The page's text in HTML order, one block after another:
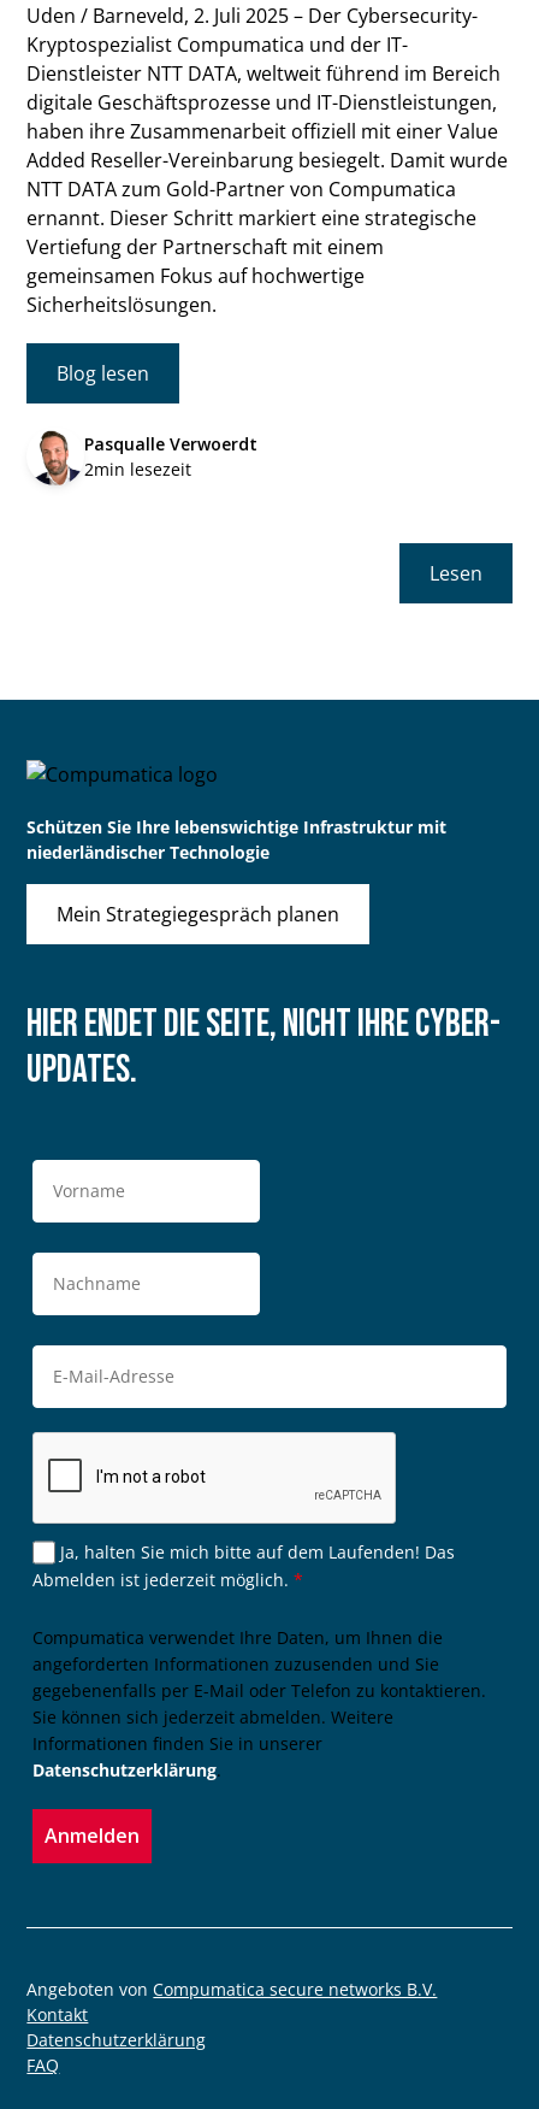
Uden / Barneveld, 2. Juli 2025 – Der Cybersecurity-
Kryptospezialist Compumatica und der IT-
Dienstleister NTT DATA, weltweit führend im Bereich
digitale Geschäftsprozesse und IT-Dienstleistungen,
haben ihre Zusammenarbeit offiziell mit einer Value
Added Reseller-Vereinbarung besiegelt. Damit wurde
NTT DATA zum Gold-Partner von Compumatica
ernannt. Dieser Schritt markiert eine strategische
Vertiefung der Partnerschaft mit einem
gemeinsamen Fokus auf hochwertige
Sicherheitslösungen.
Blog lesen
Pasqualle Verwoerdt
2min lesezeit
Lesen
Schützen Sie Ihre lebenswichtige Infrastruktur mit
niederländischer Technologie
Mein Strategiegespräch planen
Hier endet die Seite, nicht Ihre Cyber-
Updates.
Ja, halten Sie mich bitte auf dem Laufenden! Das
Abmelden ist jederzeit möglich. *
Compumatica verwendet Ihre Daten, um Ihnen die
angeforderten Informationen zuzusenden und Sie
gegebenenfalls per E-Mail oder Telefon zu kontaktieren.
Sie können sich jederzeit abmelden. Weitere
Informationen finden Sie in unserer
Datenschutzerklärung.
Anmelden
Angeboten vonCompumatica secure networks B.V.
Kontakt
Datenschutzerklärung
FAQ